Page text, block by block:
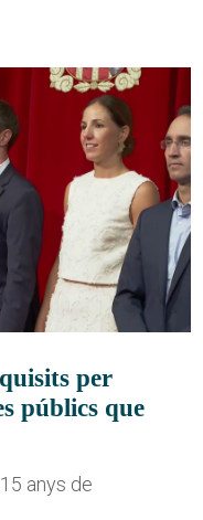
per
públics que
anys de